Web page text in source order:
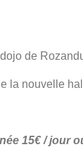
de
la nouvelle
15€ / jour